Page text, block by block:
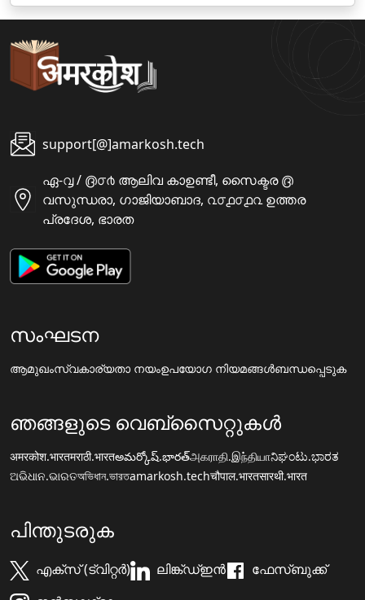
support[@]amarkosh.tech
ഏ-൮ / ൫൦൪ ആലിവ കാഉണ്ടീ, സൈക്ടര ൫
വസുന്ധരാ, ഗാജിയാബാദ, ൨൦൧൦൧൨ ഉത്തര
പ്രദേശ, ഭാരത
സംഘടന
ആമുഖംസ്വകാര്യതാ നയംഉപയോഗ നിയമങ്ങൾബന്ധപ്പെടുക
ഞങ്ങളുടെ വെബ്സൈറ്റുകൾ
अमरकोश.भारतमराठी.भारतఅమర్కోష్.భారత్அகராதி.இந்தியாನಿಘಂಟು.ಭಾರತ
ଅଭିଧାନ.ଭାରତঅভিধান.ভারতamarkosh.techचौपाल.भारतसारथी.भारत
പിന്തുടരുക
എക്സ് (ട്വിറ്റർ) ലിങ്ക്ഡ്ഇൻ
ഫേസ്ബുക്ക്